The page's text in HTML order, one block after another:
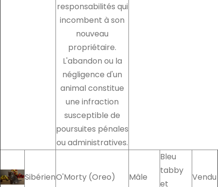
responsabilités qui
incombent à son
nouveau
propriétaire.
L'abandon ou la
négligence d'un
animal constitue
une infraction
susceptible de
poursuites pénales
ou administratives.
SibérienO'Morty (Oreo) Mâle
Bleu
tabby
et
Vendu